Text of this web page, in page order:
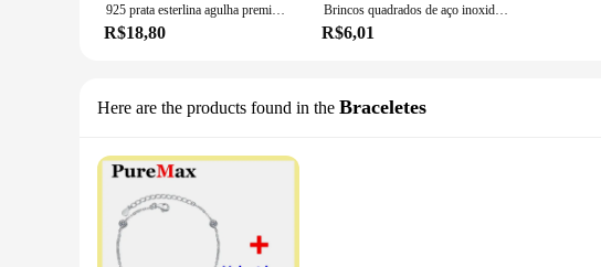
925 prata esterlina agulha premium metal corrente brincos de argola de prata para as mulheres tendência brincos de ouro festa moda jóias presentes
R$18,80
Brincos quadrados de aço inoxidável, joia retangular brilhante, Ins Style, moda simples, Premium, 1 par
R$6,01
Here are the products found in the Braceletes